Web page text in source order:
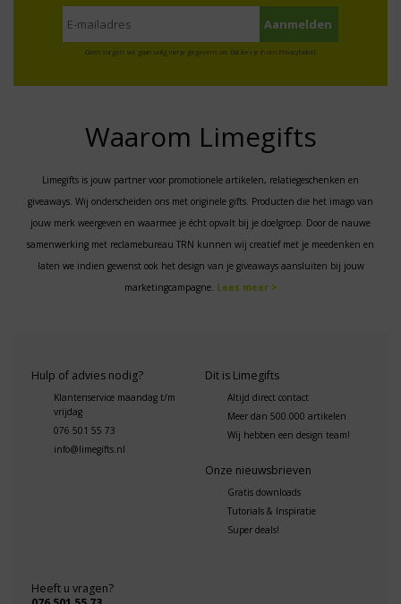
Geen zorgen: we gaan veilig met je gegevens om. Dat lees je in ons Privacybeleid.
Waarom Limegifts
Limegifts is jouw partner voor promotionele artikelen, relatiegeschenken en
giveaways. Wij onderscheiden ons met originele gifts. Producten die het imago van
jouw merk weergeven en waarmee je écht opvalt bij je doelgroep. Door de nauwe
samenwerking met reclamebureau TRN kunnen wij creatief met je meedenken en
laten we indien gewenst ook het design van je giveaways aansluiten bij jouw
marketingcampagne. Lees meer >
Hulp of advies nodig?
Klantenservice maandag t/m
vrijdag
076 501 55 73
info@limegifts.nl
Dit is Limegifts
Altijd direct contact
Meer dan 500.000 artikelen
Wij hebben een design team!
Onze nieuwsbrieven
Gratis downloads
Tutorials & Inspiratie
Super deals!
Heeft u vragen?